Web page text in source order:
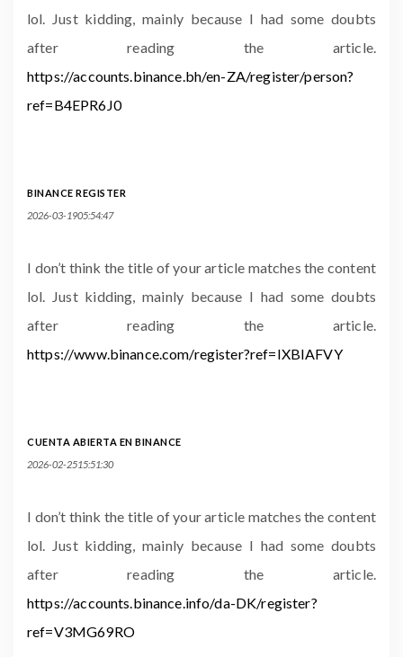
lol. Just kidding, mainly because I had some doubts
after reading the article.
https://accounts.binance.bh/en-ZA/register/person?
ref=B4EPR6J0
BINANCE REGISTER
2026-03-1905:54:47
I don’t think the title of your article matches the content
lol. Just kidding, mainly because I had some doubts
after reading the article.
https://www.binance.com/register?ref=IXBIAFVY
CUENTA ABIERTA EN BINANCE
2026-02-2515:51:30
I don’t think the title of your article matches the content
lol. Just kidding, mainly because I had some doubts
after reading the article.
https://accounts.binance.info/da-DK/register?
ref=V3MG69RO